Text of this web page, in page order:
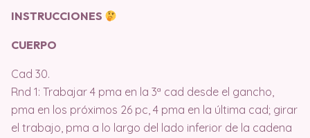
INSTRUCCIONES
CUERPO
Cad 30.
Rnd 1: Trabajar 4 pma en la 3ª cad desde el gancho,
pma en los próximos 26 pc, 4 pma en la última cad; girar
el trabajo, pma a lo largo del lado inferior de la cadena